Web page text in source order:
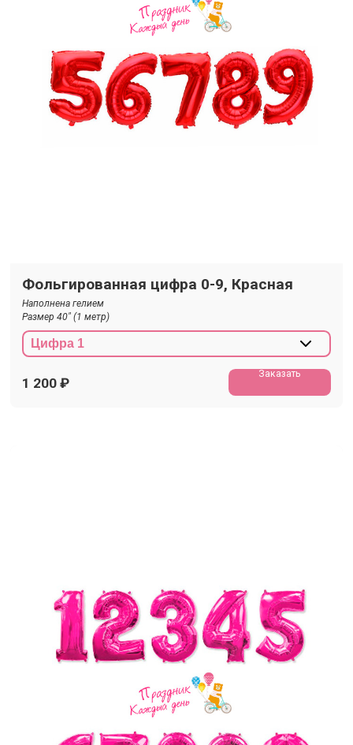
Фольгированная цифра 0-9, Красная
Наполнена гелием
Размер 40" (1 метр)
1 200 ₽
Заказать